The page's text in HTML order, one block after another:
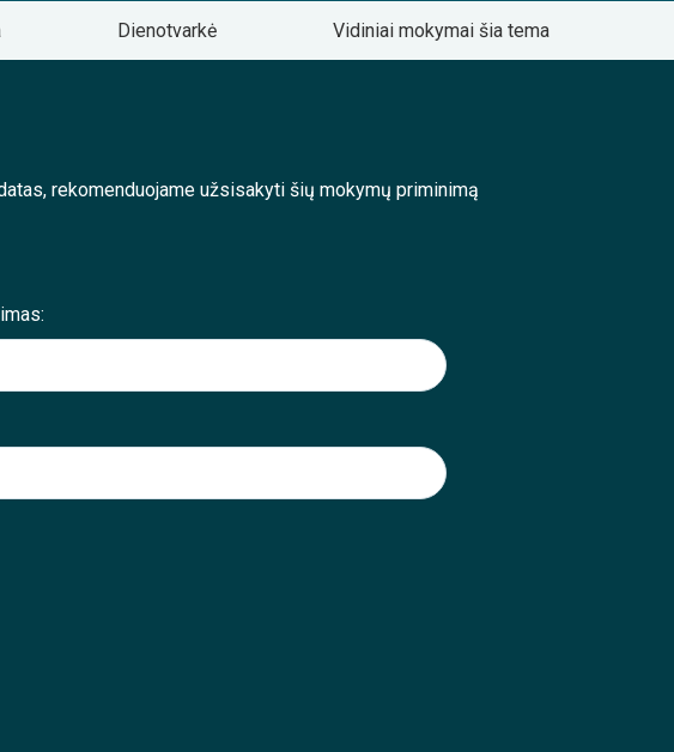
Dienotvarkė Vidiniai mokymai šia tema
rekomenduojame užsisakyti šių mokymų priminimą